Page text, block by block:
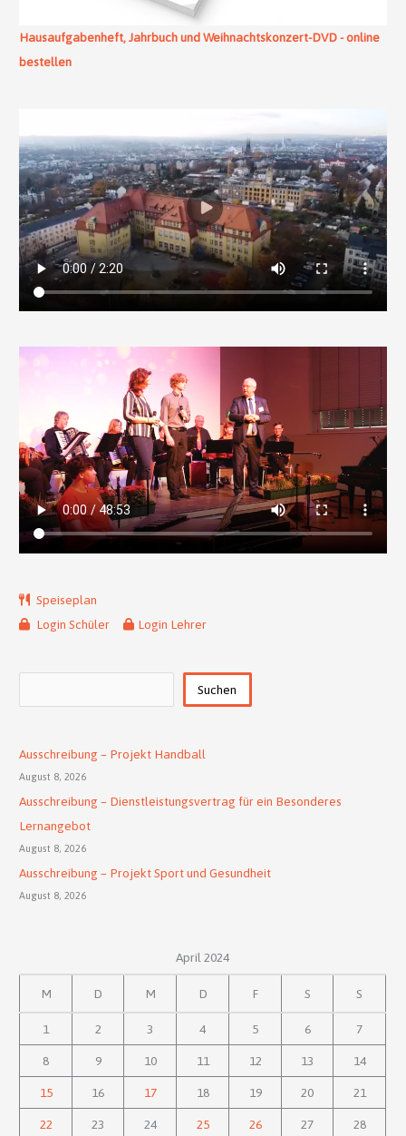
Hausaufgabenheft, Jahrbuch und Weihnachtskonzert-DVD - online
bestellen
Speiseplan
Login Schüler
Login Lehrer
Suchen
Ausschreibung – Projekt Handball
August 8, 2026
Ausschreibung – Dienstleistungsvertrag für ein Besonderes
Lernangebot
August 8, 2026
Ausschreibung – Projekt Sport und Gesundheit
August 8, 2026
April 2024
M D M D F S S
1 2 3 4 5 6 7
8 9 10 11 12 13 14
15 16 17 18 19 20 21
22 23 24 25 26 27 28